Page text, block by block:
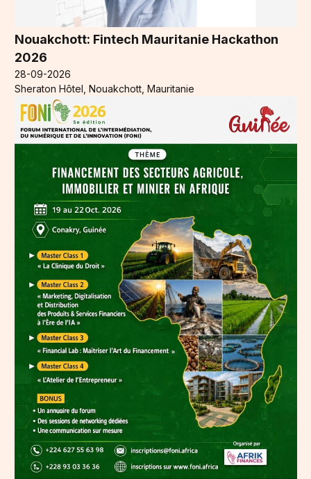
Nouakchott: Fintech Mauritanie Hackathon
2026
28-09-2026
Sheraton Hôtel, Nouakchott, Mauritanie